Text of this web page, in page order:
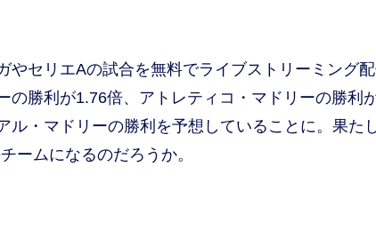
セリエAの試合を無料でライブストリーミング
の勝利が1.76倍、アトレティコ・マドリーの勝利
ル・マドリーの勝利を予想していることに。果た
ームになるのだろうか。